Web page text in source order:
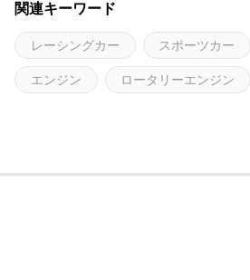
関連キーワード
レーシングカー スポーツカー
エンジン ロータリーエンジン